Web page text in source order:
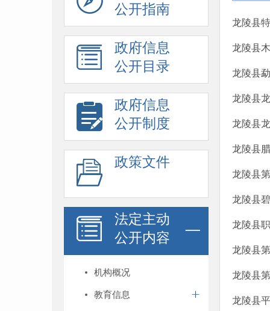
公开指南
政府信息
公开目录
政府信息
公开制度
政策文件
法定主动
公开内容
机构概况
教育信息
龙陵县
龙陵县
龙陵县
龙陵县
龙陵县
龙陵县
龙陵县
龙陵县
龙陵县
龙陵县
龙陵县
龙陵县